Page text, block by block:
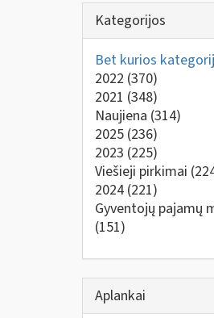
Kategorijos
Bet kurios
2022 (370)
2021 (348)
Naujiena (314)
2025 (236)
2023 (225)
Viešieji pirkimai
2024 (221)
Gyventojų pajamų
(151)
Aplankai